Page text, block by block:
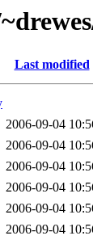
Last modified
2006-09-04
2006-09-04
2006-09-04
2006-09-04
2006-09-04
2006-09-04